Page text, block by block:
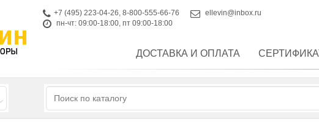
+7 (495) 223-04-26, 8-800-555-66-76
ellevin@inbox.ru
пн-чт: 09:00-18:00, пт 09:00-18:00
ДОСТАВКА И ОПЛАТА